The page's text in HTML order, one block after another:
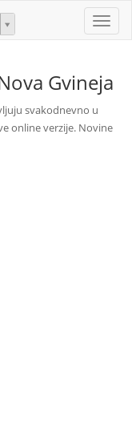
Toggle
Gvineja
svakodnevno u
online verzije. Novine